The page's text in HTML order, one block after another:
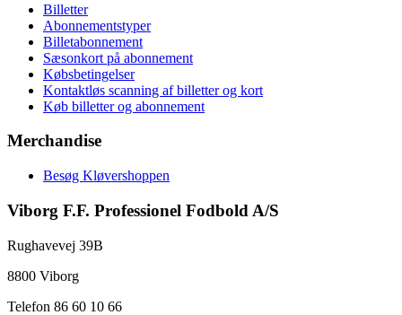
Billetter
Abonnementstyper
Billetabonnement
Sæsonkort på abonnement
Købsbetingelser
Kontaktløs scanning af billetter og kort
Køb billetter og abonnement
Merchandise
Besøg Kløvershoppen
Viborg F.F. Professionel Fodbold A/S
Rughavevej 39B
8800 Viborg
Telefon 86 60 10 66